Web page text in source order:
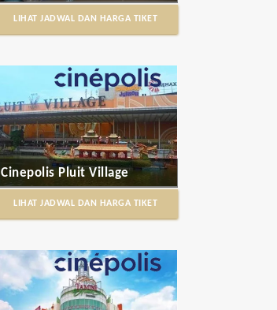
LIHAT JADWAL DAN HARGA TIKET
Cinepolis Pluit Village
LIHAT JADWAL DAN HARGA TIKET